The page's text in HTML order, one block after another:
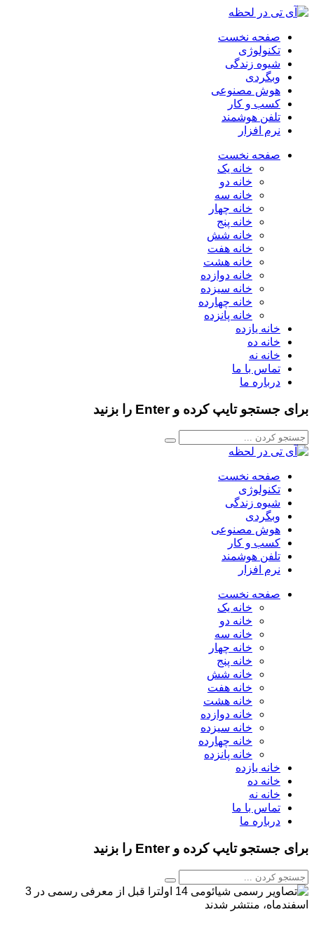
صفحه نخست
تکنولوژی
شیوه زندگی
وبگردی
هوش مصنوعی
کسب و کار
تلفن هوشمند
نرم افزار
صفحه نخست
خانه یک
خانه دو
خانه سه
خانه چهار
خانه پنج
خانه شش
خانه هفت
خانه هشت
خانه دوازده
خانه سیزده
خانه چهارده
خانه پانزده
خانه یازده
خانه ده
خانه نه
تماس با ما
درباره ما
برای جستجو تایپ کرده و Enter را بزنید
صفحه نخست
تکنولوژی
شیوه زندگی
وبگردی
هوش مصنوعی
کسب و کار
تلفن هوشمند
نرم افزار
صفحه نخست
خانه یک
خانه دو
خانه سه
خانه چهار
خانه پنج
خانه شش
خانه هفت
خانه هشت
خانه دوازده
خانه سیزده
خانه چهارده
خانه پانزده
خانه یازده
خانه ده
خانه نه
تماس با ما
درباره ما
برای جستجو تایپ کرده و Enter را بزنید